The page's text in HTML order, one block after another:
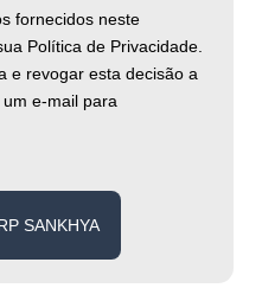
fornecidos neste
Política de Privacidade.
e revogar esta decisão a
e-mail para
SANKHYA